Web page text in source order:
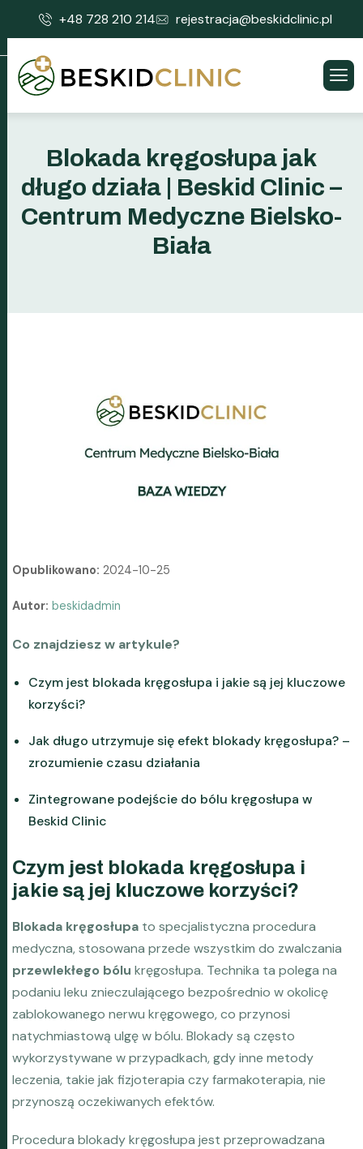
+48 728 210 214 rejestracja@beskidclinic.pl
Blokada kręgosłupa jak
długo działa | Beskid Clinic –
Centrum Medyczne Bielsko-
Biała
Opublikowano: 2024-10-25
Autor: beskidadmin
Co znajdziesz w artykule?
Czym jest blokada kręgosłupa i jakie są jej kluczowe
korzyści?
Jak długo utrzymuje się efekt blokady kręgosłupa? –
zrozumienie czasu działania
Zintegrowane podejście do bólu kręgosłupa w
Beskid Clinic
Czym jest blokada kręgosłupa i
jakie są jej kluczowe korzyści?
Blokada kręgosłupa to specjalistyczna procedura
medyczna, stosowana przede wszystkim do zwalczania
przewlekłego bólu kręgosłupa. Technika ta polega na
podaniu leku znieczulającego bezpośrednio w okolicę
zablokowanego nerwu kręgowego, co przynosi
natychmiastową ulgę w bólu. Blokady są często
wykorzystywane w przypadkach, gdy inne metody
leczenia, takie jak fizjoterapia czy farmakoterapia, nie
przynoszą oczekiwanych efektów.
Procedura blokady kręgosłupa jest przeprowadzana